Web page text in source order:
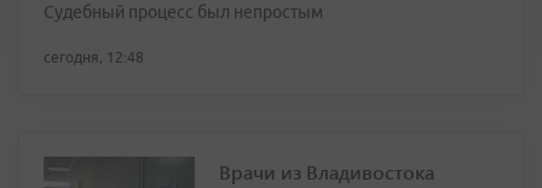
Судебный процесс был непростым
сегодня, 12:48
Врачи из Владивостока